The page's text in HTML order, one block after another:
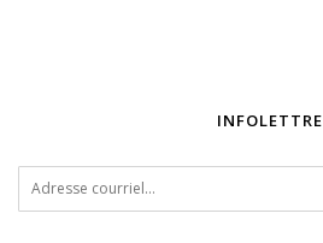
INFOLETTRE